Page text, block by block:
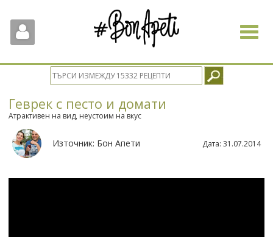
Toggle
Геврек с песто и домати
Атрактивен на вид, неустоим на вкус
Източник: Бон Апети Дата: 31.07.2014